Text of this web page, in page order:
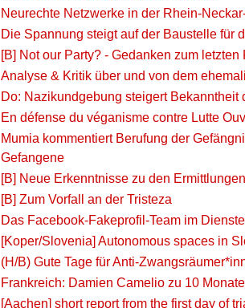
Neurechte Netzwerke in der Rhein-
Die Spannung steigt auf der Baustelle für
[B] Not our Party? - Gedanken zum letzten
Analyse & Kritik über und von dem
Do: Nazikundgebung steigert Bekanntheit
En défense du véganisme contre Lutte
Mumia kommentiert Berufung der
Gefangene
[B] Neue Erkenntnisse zu den
[B] Zum Vorfall an der Tristeza
Das Facebook-Fakeprofil-Team im
[Koper/Slovenia] Autonomous spaces in
(H/B) Gute Tage für Anti-
Frankreich: Damien Camelio zu 10
[Aachen] short report from the first day of